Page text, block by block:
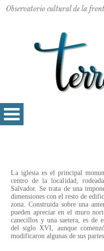
La iglesia es el principal
centro de la localidad,
Salvador. Se trata de una
dimensiones con el resto de
zona. Construida sobre una
pueden apreciar en el muro
canecillos y una saetera, es de
del siglo XVI, aunque
modificaron algunas de sus